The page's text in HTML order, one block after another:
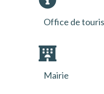
Office de
Mairie